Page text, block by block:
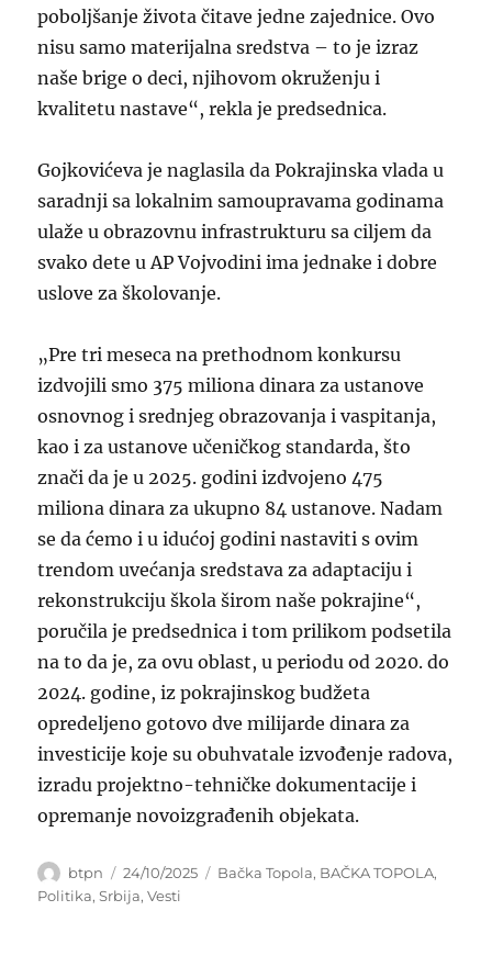
poboljšanje života čitave jedne zajednice. Ovo
nisu samo materijalna sredstva – to je izraz
naše brige o deci, njihovom okruženju i
kvalitetu nastave“, rekla je predsednica.
Gojkovićeva je naglasila da Pokrajinska vlada u
saradnji sa lokalnim samoupravama godinama
ulaže u obrazovnu infrastrukturu sa ciljem da
svako dete u AP Vojvodini ima jednake i dobre
uslove za školovanje.
„Pre tri meseca na prethodnom konkursu
izdvojili smo 375 miliona dinara za ustanove
osnovnog i srednjeg obrazovanja i vaspitanja,
kao i za ustanove učeničkog standarda, što
znači da je u 2025. godini izdvojeno 475
miliona dinara za ukupno 84 ustanove. Nadam
se da ćemo i u idućoj godini nastaviti s ovim
trendom uvećanja sredstava za adaptaciju i
rekonstrukciju škola širom naše pokrajine“,
poručila je predsednica i tom prilikom podsetila
na to da je, za ovu oblast, u periodu od 2020. do
2024. godine, iz pokrajinskog budžeta
opredeljeno gotovo dve milijarde dinara za
investicije koje su obuhvatale izvođenje radova,
izradu projektno-tehničke dokumentacije i
opremanje novoizgrađenih objekata.
Author
btpn
Posted
on
24/10/2025 Categories
Bačka Topola, BAČKA TOPOLA,
Politika,Srbija,Vesti